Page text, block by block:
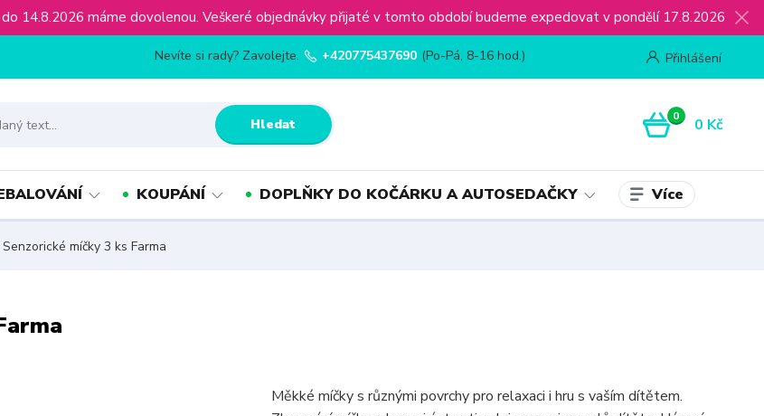
do 14.8.2026 máme dovolenou. Veškeré objednávky přijaté v tomto období budeme expedovat v pondělí 17.8.2026
Přihlášení
Hledat
Nevíte si rady? Zavolejte. +420775437690 (Po-Pá, 8-16 hod.)
0 0 Kč
KOUPÁNÍ DOPLŇKY DO KOČÁRKU A AUTOSEDAČKY Více
míčky 3 ks Farma
Měkké míčky s různými povrchy pro relaxaci i hru s vaším dítětem.